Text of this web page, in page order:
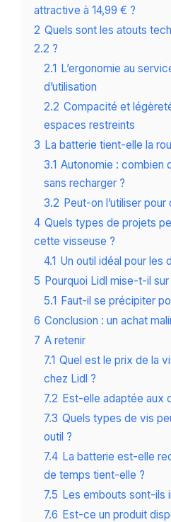
attractive à 14,99 € ?
2 Quels sont les atouts
2.2 ?
2.1 L’ergonomie au
d’utilisation
2.2 Compacité et
espaces restreints
3 La batterie tient-elle la
3.1 Autonomie : combien
sans recharger ?
3.2 Peut-on l’utiliser
4 Quels types de projets
cette visseuse ?
4.1 Un outil idéal pour les
5 Pourquoi Lidl mise-t-il
5.1 Faut-il se précipiter
6 Conclusion : un achat
7 A retenir
7.1 Quel est le prix de la
chez Lidl ?
7.2 Est-elle adaptée aux
7.3 Quels types de vis
outil ?
7.4 La batterie est-elle
de temps tient-elle ?
7.5 Les embouts sont-ils
7.6 Est-ce un produit